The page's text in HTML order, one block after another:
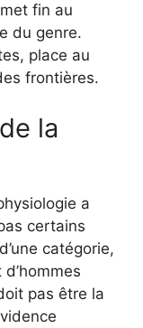
fin au
du genre.
place au
frontières.
la
a
certains
catégorie,
pas être la